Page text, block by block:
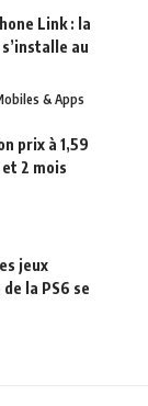
Link : la
au
& Apps
prix à 1,59
2 mois
jeux
la PS6 se